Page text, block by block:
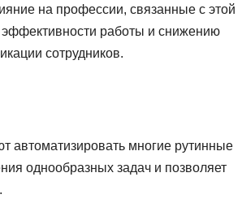
на профессии, связанные с этой
работы и снижению
сотрудников.
автоматизировать многие рутинные
однообразных задач и позволяет